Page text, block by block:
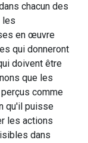
chacun des
les
en œuvre
qui donneront
doivent être
que les
comme
qu'il puisse
les actions
dans